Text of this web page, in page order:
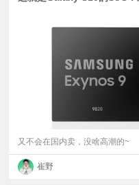
测
普又不会在国内卖，没啥高潮的~
崔野